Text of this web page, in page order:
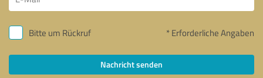
Bitte um Rückruf * Erforderliche Angaben
Nachricht senden